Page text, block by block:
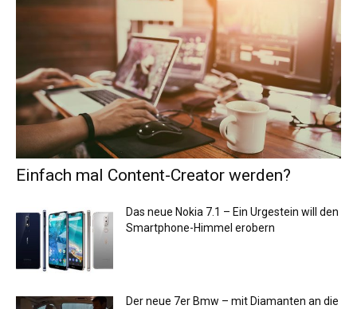
Einfach mal Content-Creator werden?
Das neue Nokia 7.1 – Ein Urgestein will den
Smartphone-Himmel erobern
Der neue 7er Bmw – mit Diamanten an die